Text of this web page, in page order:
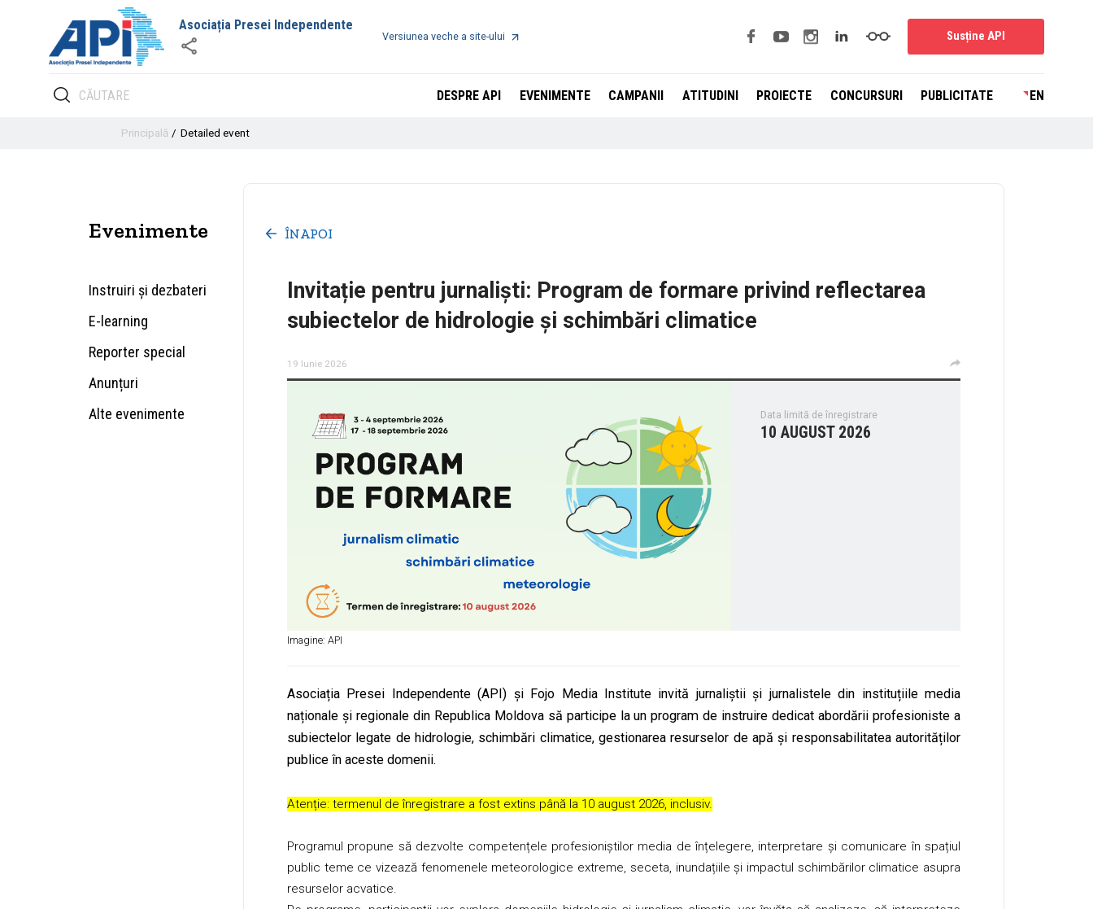
Asociația Presei Independente
Versiunea veche a site-ului Susține API
DESPRE API EVENIMENTE CAMPANII ATITUDINI PROIECTE CONCURSURI PUBLICITATE EN
Principală Detailed event
Evenimente
Instruiri și dezbateri
E-learning
Reporter special
Anunțuri
Alte evenimente
ÎNAPOI
Invitație pentru jurnaliști: Program de formare privind reflectarea
subiectelor de hidrologie și schimbări climatice
19 Iunie 2026
Data limită de înregistrare
10 AUGUST 2026
Imagine: API
Asociația Presei Independente (API) și Fojo Media Institute invită jurnaliștii și jurnalistele din instituțiile media
naționale și regionale din Republica Moldova să participe la un program de instruire dedicat abordării profesioniste a
subiectelor legate de hidrologie, schimbări climatice, gestionarea resurselor de apă și responsabilitatea autorităților
publice în aceste domenii.
Atenție: termenul de înregistrare a fost extins până la 10 august 2026, inclusiv.
Programul propune să dezvolte competențele profesioniștilor media de înțelegere, interpretare și comunicare în spațiul
public teme ce vizează fenomenele meteorologice extreme, seceta, inundațiile și impactul schimbărilor climatice asupra
resurselor acvatice.